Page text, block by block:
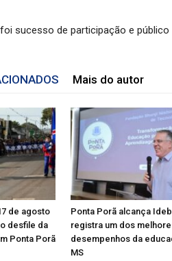
sucesso de participação e público
Mais do autor
de agosto
desfile da
Ponta Porã
Ponta Porã alcança Ideb
registra um dos
desempenhos da
MS